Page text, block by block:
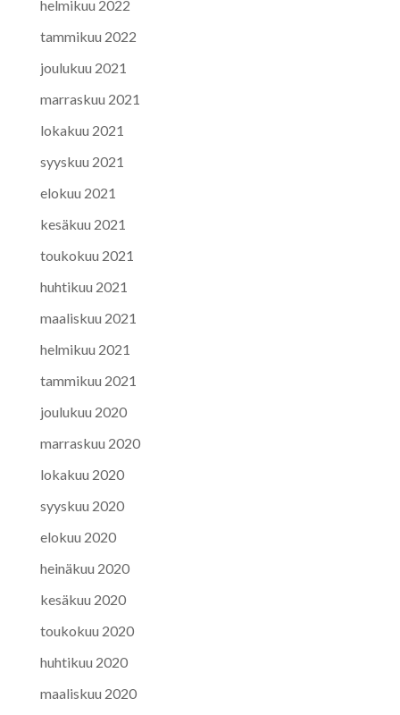
helmikuu 2022
tammikuu 2022
joulukuu 2021
marraskuu 2021
lokakuu 2021
syyskuu 2021
elokuu 2021
kesäkuu 2021
toukokuu 2021
huhtikuu 2021
maaliskuu 2021
helmikuu 2021
tammikuu 2021
joulukuu 2020
marraskuu 2020
lokakuu 2020
syyskuu 2020
elokuu 2020
heinäkuu 2020
kesäkuu 2020
toukokuu 2020
huhtikuu 2020
maaliskuu 2020